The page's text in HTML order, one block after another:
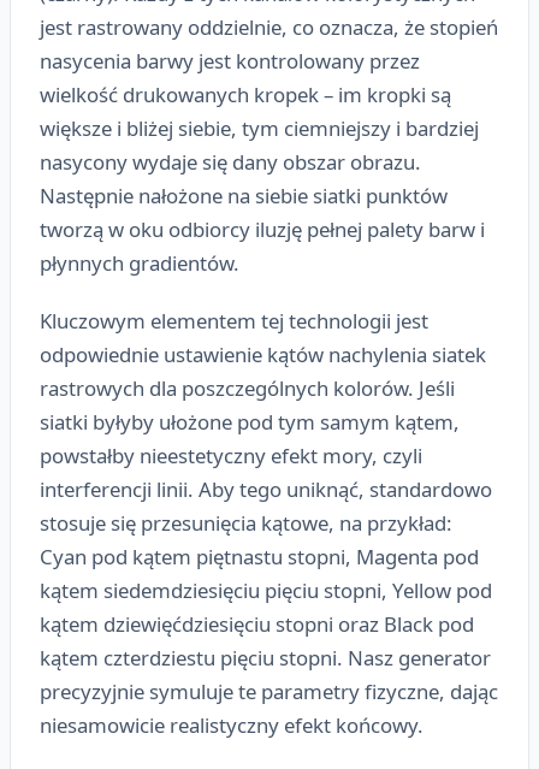
jest rastrowany oddzielnie, co oznacza, że stopień
nasycenia barwy jest kontrolowany przez
wielkość drukowanych kropek – im kropki są
większe i bliżej siebie, tym ciemniejszy i bardziej
nasycony wydaje się dany obszar obrazu.
Następnie nałożone na siebie siatki punktów
tworzą w oku odbiorcy iluzję pełnej palety barw i
płynnych gradientów.
Kluczowym elementem tej technologii jest
odpowiednie ustawienie kątów nachylenia siatek
rastrowych dla poszczególnych kolorów. Jeśli
siatki byłyby ułożone pod tym samym kątem,
powstałby nieestetyczny efekt mory, czyli
interferencji linii. Aby tego uniknąć, standardowo
stosuje się przesunięcia kątowe, na przykład:
Cyan pod kątem piętnastu stopni, Magenta pod
kątem siedemdziesięciu pięciu stopni, Yellow pod
kątem dziewięćdziesięciu stopni oraz Black pod
kątem czterdziestu pięciu stopni. Nasz generator
precyzyjnie symuluje te parametry fizyczne, dając
niesamowicie realistyczny efekt końcowy.